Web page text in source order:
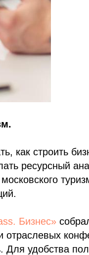
как строить
ресурсный
Бизнес»
отраслевых
удобства